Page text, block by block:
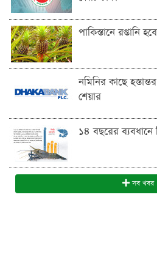
পাকিস্তানে রপ্তানি
নমিনির কাছে
শেয়ার
১৪ বছরের ব্যবধানে
সব খবর